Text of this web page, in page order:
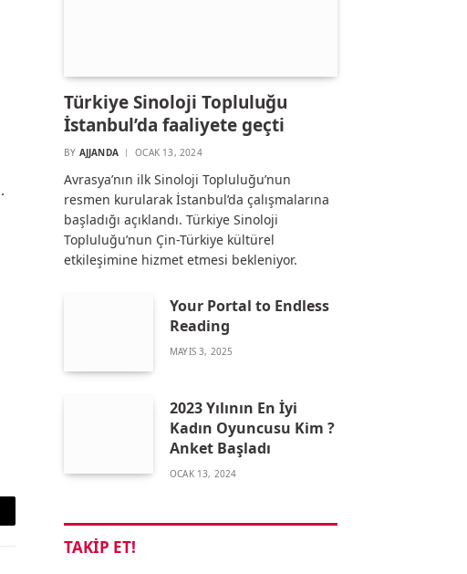
Türkiye Sinoloji Topluluğu
İstanbul’da faaliyete geçti
BY AJJANDA OCAK 13, 2024
Avrasya’nın ilk Sinoloji Topluluğu’nun
resmen kurularak İstanbul’da çalışmalarına
başladığı açıklandı. Türkiye Sinoloji
Topluluğu’nun Çin-Türkiye kültürel
etkileşimine hizmet etmesi bekleniyor.
Your Portal to Endless
Reading
MAYIS 3, 2025
2023 Yılının En İyi
Kadın Oyuncusu Kim ?
Anket Başladı
OCAK 13, 2024
TAKIP ET!